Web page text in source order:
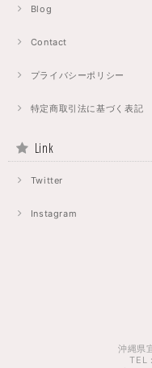
Blog
Contact
プライバシーポリシー
特定商取引法に基づく表記
Link
Twitter
Instagram
沖縄県
TEL